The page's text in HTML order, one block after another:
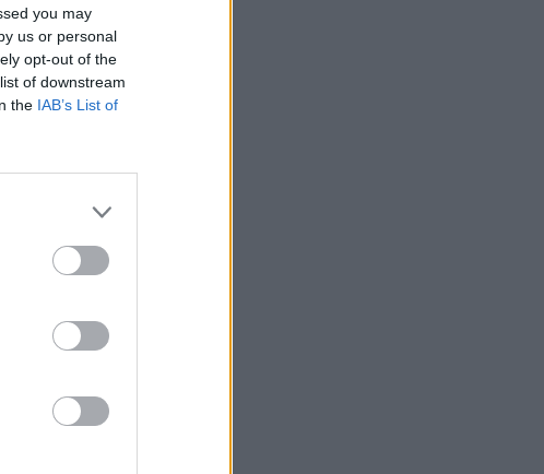
you may
us or personal
opt-out of the
of downstream
the IAB’s List of